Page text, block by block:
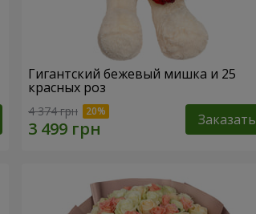
Гигантский бежевый мишка и 25
красных роз
4 374 грн Заказать